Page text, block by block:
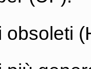
obsoleti